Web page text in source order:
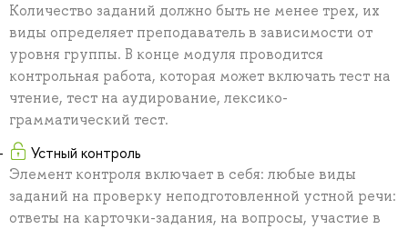
Количество заданий должно быть не менее трех, их
виды определяет преподаватель в зависимости от
уровня группы. В конце модуля проводится
контрольная работа, которая может включать тест на
чтение, тест на аудирование, лексико-
грамматический тест.
Устный контроль
Элемент контроля включает в себя: любые виды
заданий на проверку неподготовленной устной речи:
ответы на карточки-задания, на вопросы, участие в